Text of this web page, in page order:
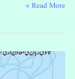
Read More »